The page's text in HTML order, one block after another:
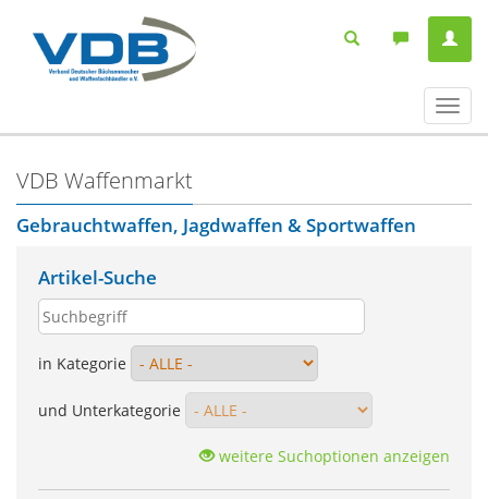
ein-/
VDB Waffenmarkt
Gebrauchtwaffen, Jagdwaffen & Sportwaffen
Artikel-Suche
in Kategorie
und Unterkategorie
weitere Suchoptionen anzeigen